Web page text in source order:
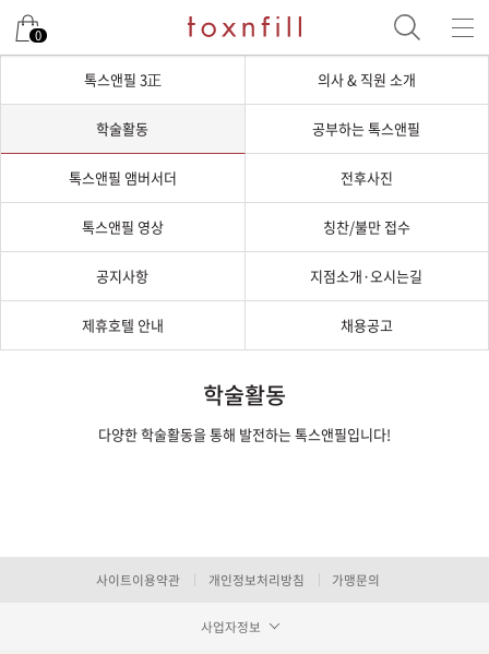
0
톡스앤필 3正 의사 & 직원 소개
학술활동 공부하는 톡스앤필
톡스앤필 앰버서더 전후사진
톡스앤필 영상 칭찬/불만 접수
공지사항 지점소개·오시는길
제휴호텔 안내 채용공고
학술활동
다양한 학술활동을 통해 발전하는 톡스앤필입니다!
사이트이용약관 개인정보처리방침 가맹문의
사업자정보